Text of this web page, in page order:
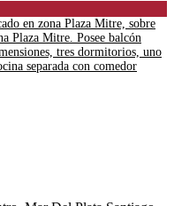
en zona Plaza Mitre, sobre
Plaza Mitre. Posee balcón
tres dormitorios, uno
separada con comedor